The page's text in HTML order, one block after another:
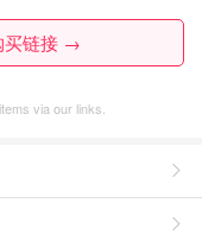
买链接 →
via our links.